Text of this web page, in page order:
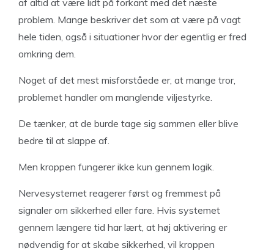
problem. Mange beskriver det som at være på vagt
hele tiden, også i situationer hvor der egentlig er fred
omkring dem.
Noget af det mest misforståede er, at mange tror,
problemet handler om manglende viljestyrke.
De tænker, at de burde tage sig sammen eller blive
bedre til at slappe af.
Men kroppen fungerer ikke kun gennem logik.
Nervesystemet reagerer først og fremmest på
signaler om sikkerhed eller fare. Hvis systemet
gennem længere tid har lært, at høj aktivering er
nødvendig for at skabe sikkerhed, vil kroppen